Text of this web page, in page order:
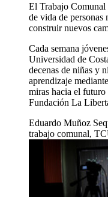
El Trabajo
de vida de personas
construir nuevos
Cada semana
Universidad de
decenas de niñas y
aprendizaje
miras hacia el futuro
Fundación La
Eduardo Muñoz
trabajo comunal,